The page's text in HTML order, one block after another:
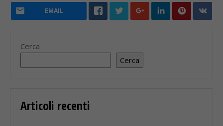
EMAIL
Cerca
Cerca
Articoli recenti